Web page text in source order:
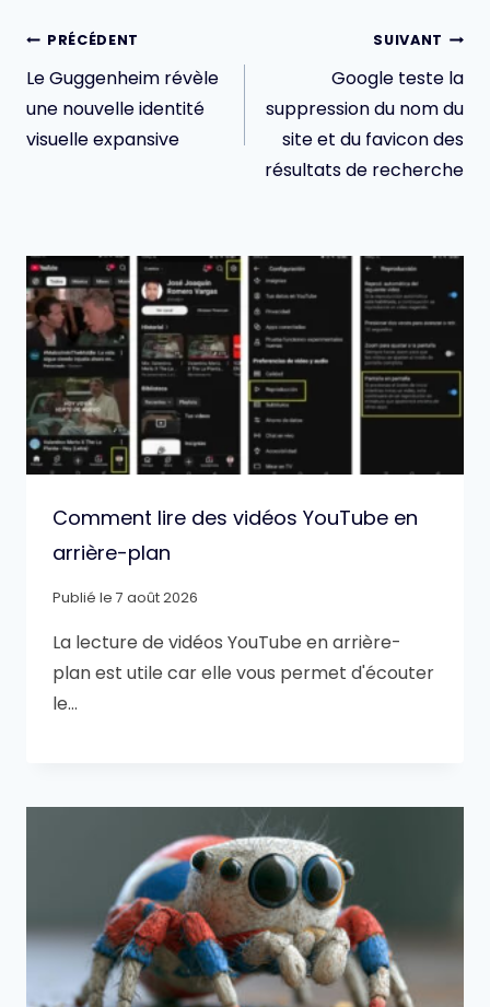
Navigation
de
l’article
PRÉCÉDENT
Le Guggenheim révèle
une nouvelle identité
visuelle expansive
SUIVANT
Google teste la
suppression du nom du
site et du favicon des
résultats de recherche
Comment lire des vidéos YouTube en
arrière-plan
Publié le 7 août 2026
La lecture de vidéos YouTube en arrière-
plan est utile car elle vous permet d'écouter
le…